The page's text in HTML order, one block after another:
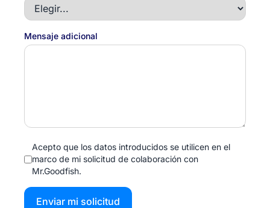
Mensaje adicional
Acepto que los datos introducidos se utilicen en el
marco de mi solicitud de colaboración con
Mr.Goodfish.
Enviar mi solicitud